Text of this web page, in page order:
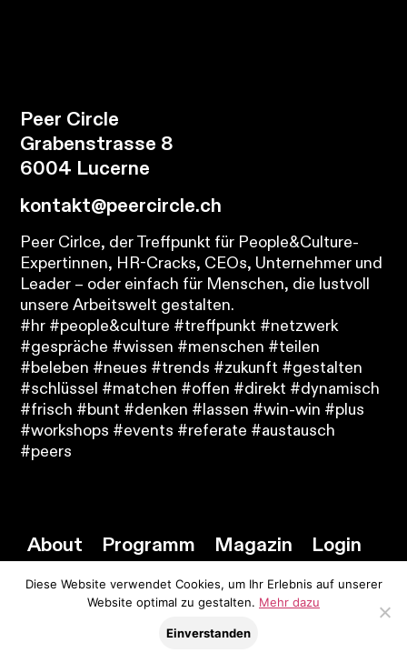
Peer Circle
Grabenstrasse 8
6004 Lucerne
kontakt@peercircle.ch
Peer Cirlce, der Treffpunkt für People&Culture-
Expertinnen, HR-Cracks, CEOs, Unternehmer und
Leader – oder einfach für Menschen, die lustvoll
unsere Arbeitswelt gestalten.
#hr #people&culture #treffpunkt #netzwerk
#gespräche #wissen #menschen #teilen
#beleben #neues #trends #zukunft #gestalten
#schlüssel #matchen #offen #direkt #dynamisch
#frisch #bunt #denken #lassen #win-win #plus
#workshops #events #referate #austausch
#peers
About Programm Magazin Login
Diese Website verwendet Cookies, um Ihr Erlebnis auf unserer
Website optimal zu gestalten. Mehr dazu
Einverstanden